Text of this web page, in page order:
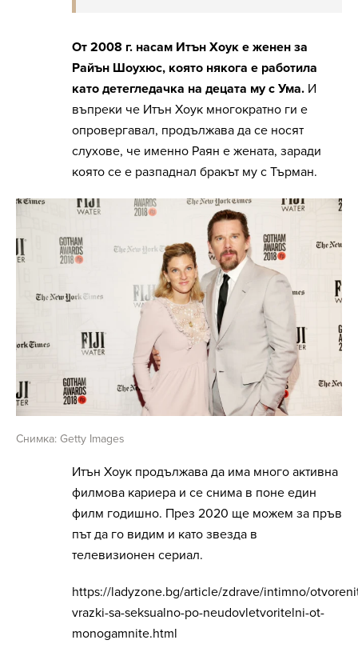
От 2008 г. насам Итън Хоук е женен за
Райън Шоухюс, която някога е работила
като детегледачка на децата му с Ума. И
въпреки че Итън Хоук многократно ги е
опровергавал, продължава да се носят
слухове, че именно Раян е жената, заради
която се е разпаднал бракът му с Търман.
Снимка: Getty Images
Итън Хоук продължава да има много активна
филмова кариера и се снима в поне един
филм годишно. През 2020 ще можем за пръв
път да го видим и като звезда в
телевизионен сериал.
https://ladyzone.bg/article/zdrave/intimno/
vrazki-sa-seksualno-po-neudovletvoritelni-ot-
monogamnite.html